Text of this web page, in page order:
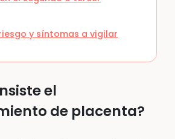
y síntomas a vigilar
el
de placenta?